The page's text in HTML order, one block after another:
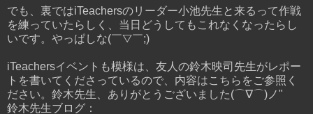
でも、裏ではiTeachersのリーダー小池先生と来るって作戦
を練っていたらしく、当日どうしてもこれなくなったらし
いです。やっぱしな(￣▽￣;)
iTeachersイベントも模様は、友人の鈴木映司先生がレポー
トを書いてくださっているので、内容はこちらをご参照く
ださい。鈴木先生、ありがとうございました(⌒∇⌒)ノ"
鈴木先生ブログ：